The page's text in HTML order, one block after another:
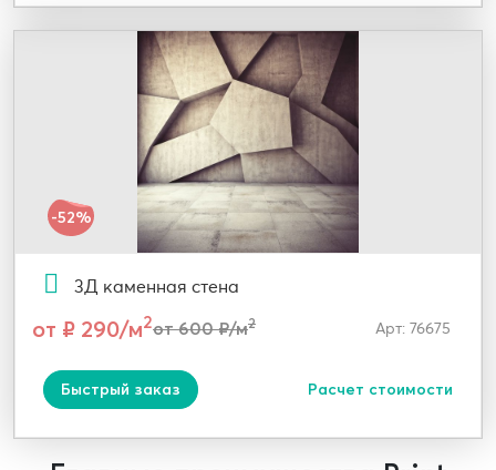
-52%
3Д каменная стена
от ₽ 290/м2от 600 ₽/м2 Арт: 76675
Быстрый заказ Расчет стоимости